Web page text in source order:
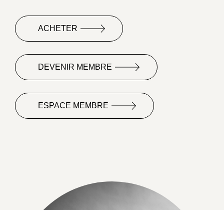
ACHETER
DEVENIR MEMBRE
ESPACE MEMBRE